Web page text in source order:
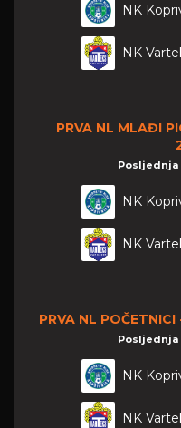
NK
NK
PRVA NL MLAĐI
Posljednja
NK
NK
PRVA NL
Posljednja
NK
NK